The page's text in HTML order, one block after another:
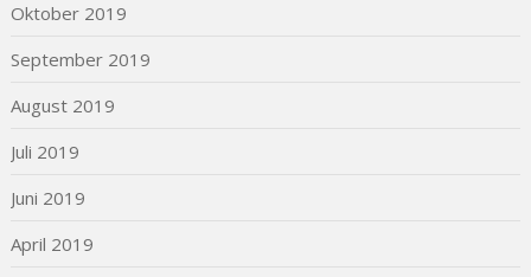
Oktober 2019
September 2019
August 2019
Juli 2019
Juni 2019
April 2019